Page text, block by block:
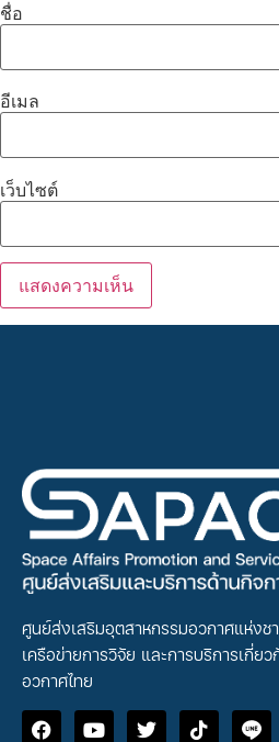
ชื่อ
อีเมล
เว็บไซต์
ศูนย์ส่งเสริมอุตสาหกรรมอวกาศแห่งช
เครือข่ายการวิจัย และการบริการเกี่ย
อวกาศไทย